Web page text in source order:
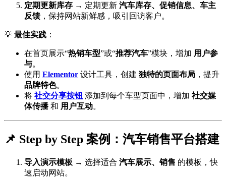
定期更新库存 → 定期更新 汽车库存、促销信息、车主
反馈 ，保持网站新鲜感，吸引回访客户。
💡 最佳实践 ：
在首页展示“热销车型”或“推荐汽车”模块，增加 用户参
与。
使用 Elementor 设计工具，创建 独特的页面布局 ，提升
品牌特色。
将 社交分享按钮 添加到每个车型页面中，增加 社交媒
体传播和 用户互动。
📌 Step by Step 案例：汽车销售平台搭建
导入演示模板 → 选择适合 汽车展示、销售 的模板，快
速启动网站。